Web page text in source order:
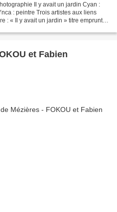
Il y avait un jardin Cyan :
: peintre Trois artistes aux liens
: « Il y avait un jardin » titre emprunté
et Fabien